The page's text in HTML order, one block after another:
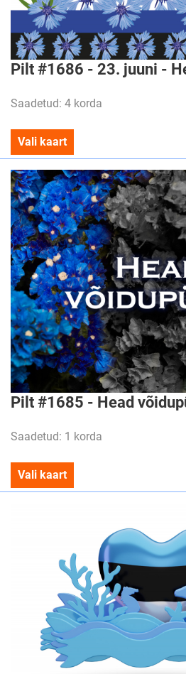
Pilt #1686 - 23. juuni -
Saadetud: 4 korda
Vali kaart
Pilt #1685 - Head
Saadetud: 1 korda
Vali kaart